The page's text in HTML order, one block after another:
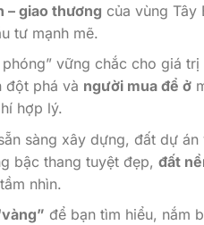
– giao thương của vùng
tư mạnh mẽ.
vững chắc cho giá trị
đột phá và người mua để ở
hợp lý.
sàng xây dựng, đất dự
bậc thang tuyệt đẹp, đất
nhìn.
để bạn tìm hiểu, nắm